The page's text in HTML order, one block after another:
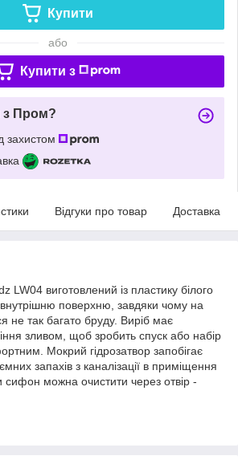
Купити
або
Купити з
з Пром?
захистом
Відгуки про товар Доставка
виготовлений із пластику білого
поверхню, завдяки чому на
не так багато бруду. Виріб має
зливом, щоб зробить спуск або набір
Мокрий гідрозатвор запобігає
запахів з каналізації в приміщення
можна очистити через отвір -